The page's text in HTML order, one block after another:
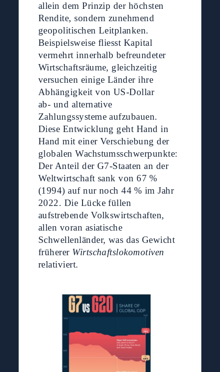
allein dem Prinzip der höchsten
Rendite, sondern zunehmend
geopolitischen Leitplanken.
Beispielsweise fliesst Kapital
vermehrt innerhalb befreundeter
Wirtschaftsräume, gleichzeitig
versuchen einige Länder ihre
Abhängigkeit von US-Dollar
ab- und alternative
Zahlungssysteme aufzubauen.
Diese Entwicklung geht Hand in
Hand mit einer Verschiebung der
globalen Wachstumsschwerpunkte:
Der Anteil der G7-Staaten an der
Weltwirtschaft sank von 67 %
(1994) auf nur noch 44 % im Jahr
2022. Die Lücke füllen
aufstrebende Volkswirtschaften,
allen voran asiatische
Schwellenländer, was das Gewicht
früherer Wirtschaftslokomotiven
relativiert.